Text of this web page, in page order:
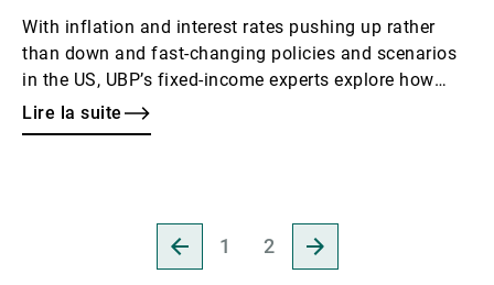
With inflation and interest rates pushing up rather
than down and fast-changing policies and scenarios
in the US, UBP’s fixed-income experts explore how
investors can put together a flexible and resilient
bond portfolio in an approach favouring the long
Lire la suite
Revenir
à
Aller
à